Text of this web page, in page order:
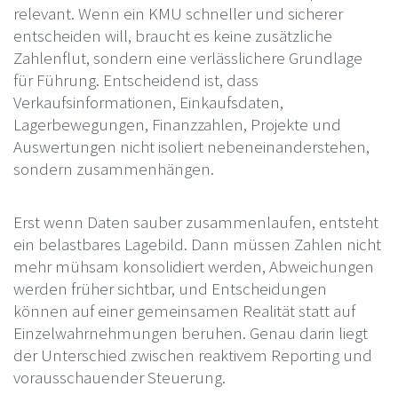
relevant. Wenn ein KMU schneller und sicherer
entscheiden will, braucht es keine zusätzliche
Zahlenflut, sondern eine verlässlichere Grundlage
für Führung. Entscheidend ist, dass
Verkaufsinformationen, Einkaufsdaten,
Lagerbewegungen, Finanzzahlen, Projekte und
Auswertungen nicht isoliert nebeneinanderstehen,
sondern zusammenhängen.
Erst wenn Daten sauber zusammenlaufen, entsteht
ein belastbares Lagebild. Dann müssen Zahlen nicht
mehr mühsam konsolidiert werden, Abweichungen
werden früher sichtbar, und Entscheidungen
können auf einer gemeinsamen Realität statt auf
Einzelwahrnehmungen beruhen. Genau darin liegt
der Unterschied zwischen reaktivem Reporting und
vorausschauender Steuerung.